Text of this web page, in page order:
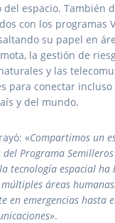
del espacio. También
con los programas
su papel en
la gestión de
y las
para conectar incluso
y del mundo.
«Compartimos un
del Programa
tecnología espacial ha
áreas
en emergencias hasta
».